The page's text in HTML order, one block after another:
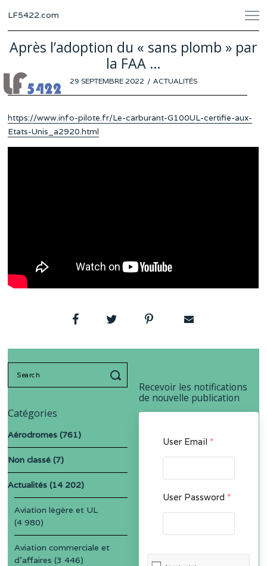
LF5422.com
Après l’adoption du « sans plomb » par
la FAA …
POSTED
29 SEPTEMBRE 2022 28ACTUALITÉS
https://www.info-pilote.fr/Le-carburant-G100UL-certifie-aux-
Etats-Unis_a2920.html
Recevoir les notifications
de nouvelle publication
User Email *
User Password *
Catégories
Aérodromes (761)
Non classé (7)
Actualités (14 202)
Aviation légère et UL
(4 980)
Aviation commerciale et
d'affaires (3 446)